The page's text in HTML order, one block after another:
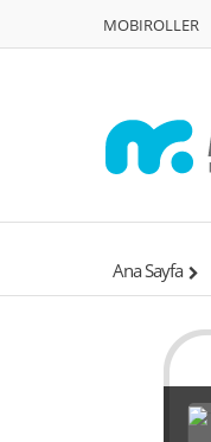
MOBIROLLER
Ana Sayfa